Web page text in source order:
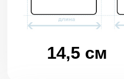
14,5 см